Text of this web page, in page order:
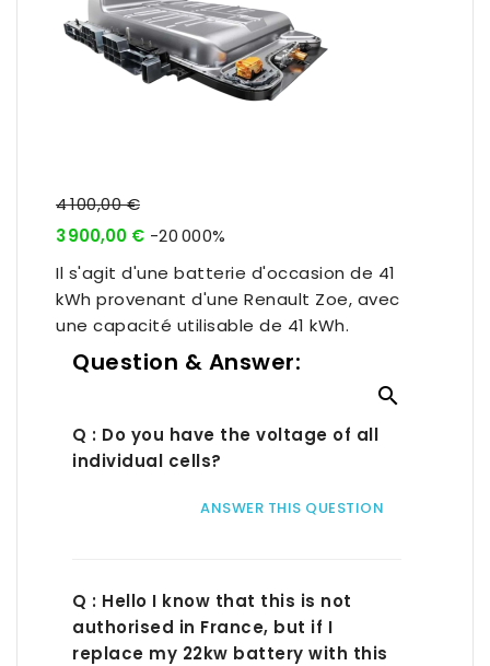
4 100,00 €
3 900,00 € -20 000%
Il s'agit d'une batterie d'occasion de 41
kWh provenant d'une Renault Zoe, avec
une capacité utilisable de 41 kWh.
Question & Answer:

Q : Do you have the voltage of all
individual cells?
ANSWER THIS QUESTION
Q : Hello I know that this is not
authorised in France, but if I
replace my 22kw battery with this